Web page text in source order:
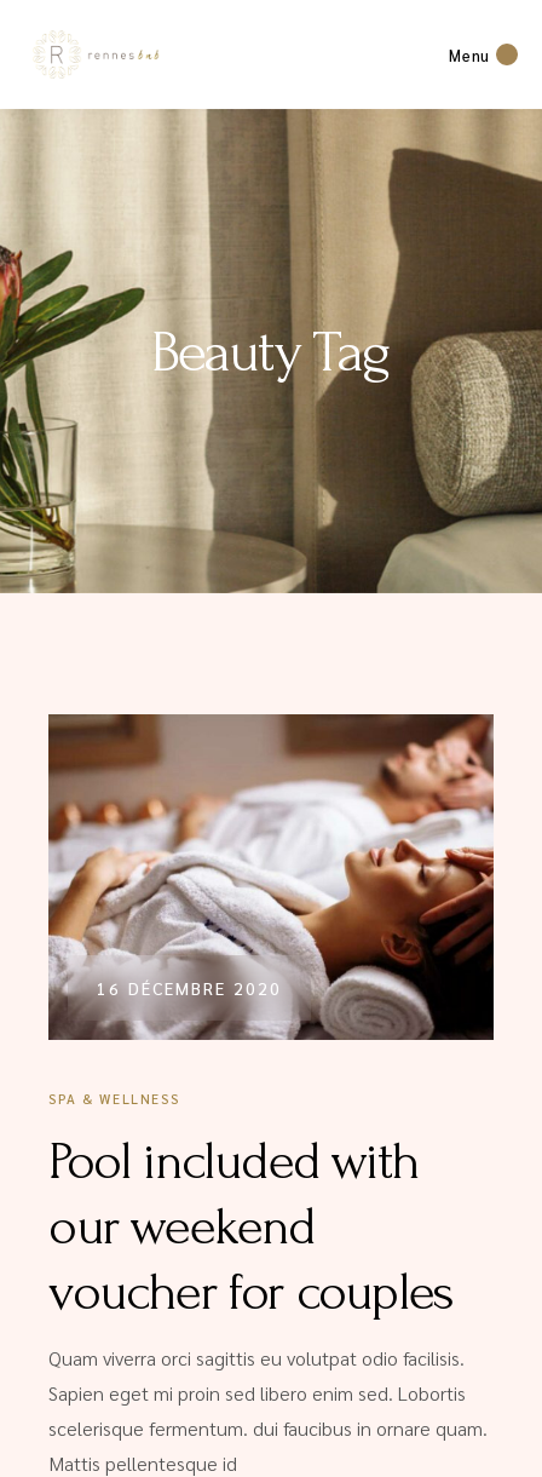
Menu
Beauty Tag
16 DÉCEMBRE 2020
SPA & WELLNESS
Pool included with
our weekend
voucher for couples
Quam viverra orci sagittis eu volutpat odio facilisis.
Sapien eget mi proin sed libero enim sed. Lobortis
scelerisque fermentum. dui faucibus in ornare quam.
Mattis pellentesque id